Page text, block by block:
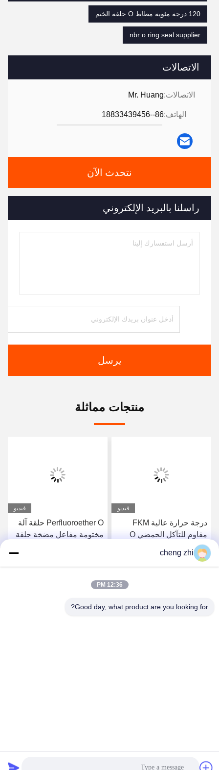
الاتصالات
الاتصالات:Mr. Huang
الهاتف:86--18833439456
نتحدث الآن
راسلنا بالبريد الإلكتروني
يرسل
120 درجة مئوية مطاط O حلقة الختم
nbr o ring seal supplier
منتجات مماثلة
فيديو
درجة حرارة عالية FKM
مقاوم للتآكل الحمضي O
حلقة عنصر الختم الفلورية
مياه البحر
احصل على أفضل سعر
فيديو
Perfluoroether O حلقة آلة
مختومة مفاعل مضخة حلقة
احصل على أفضل سعر
cheng zhi
12:36 PM
Good day, what product are you looking for?